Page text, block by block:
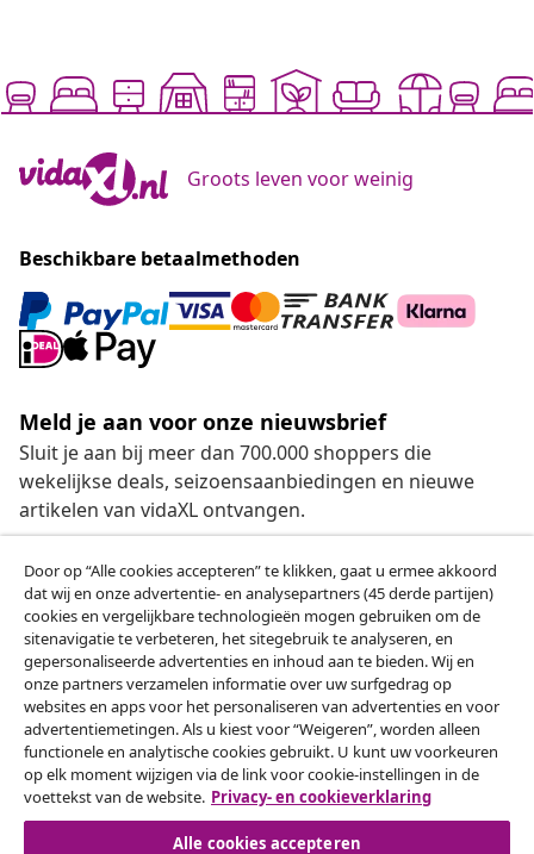
Groots leven voor weinig
Beschikbare betaalmethoden
Meld je aan voor onze nieuwsbrief
Sluit je aan bij meer dan 700.000 shoppers die
wekelijkse deals, seizoensaanbiedingen en nieuwe
artikelen van vidaXL ontvangen.
Onze sociale media
Herroeping van de overeenkomst
Een annulering voor je bestelling indienen
Herroeping van de overeenkomst
Door op “Alle cookies accepteren” te klikken, gaat u ermee akkoord
dat wij en onze advertentie- en analysepartners (45 derde partijen)
cookies en vergelijkbare technologieën mogen gebruiken om de
sitenavigatie te verbeteren, het sitegebruik te analyseren, en
gepersonaliseerde advertenties en inhoud aan te bieden. Wij en
onze partners verzamelen informatie over uw surfgedrag op
websites en apps voor het personaliseren van advertenties en voor
advertentiemetingen. Als u kiest voor “Weigeren”, worden alleen
functionele en analytische cookies gebruikt. U kunt uw voorkeuren
op elk moment wijzigen via de link voor cookie-instellingen in de
voettekst van de website. Privacy- en cookieverklaring
Alle cookies accepteren